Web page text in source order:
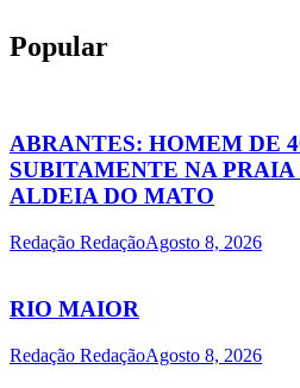
Popular
ABRANTES: HOMEM DE
SUBITAMENTE NA
ALDEIA DO MATO
Redação RedaçãoAgosto 8, 2026
RIO MAIOR
Redação RedaçãoAgosto 8, 2026